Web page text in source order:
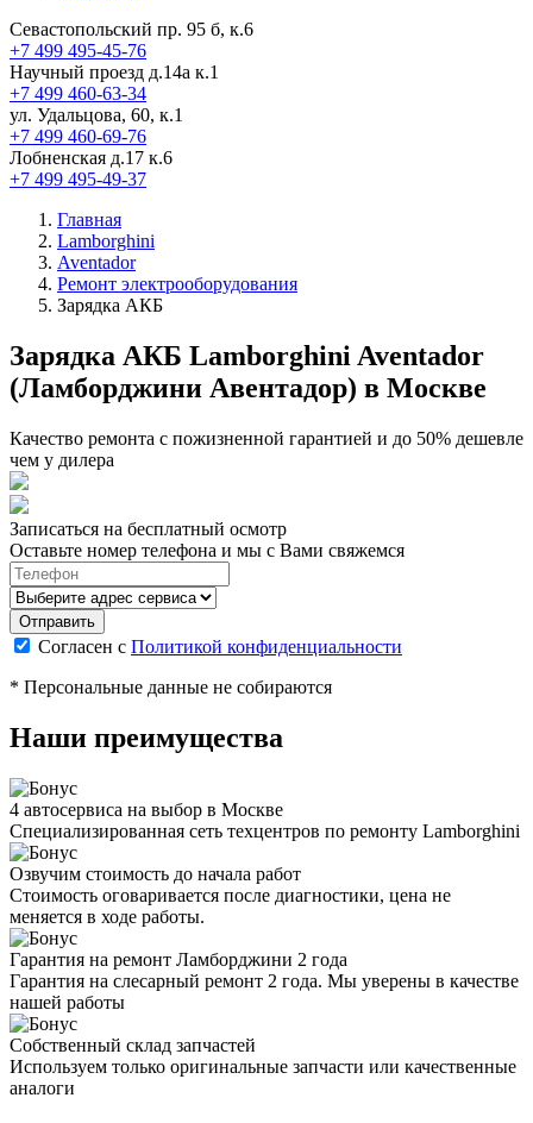
Севастопольский пр. 95 б, к.6
+7 499 495-45-76
Научный проезд д.14а к.1
+7 499 460-63-34
ул. Удальцова, 60, к.1
+7 499 460-69-76
Лобненская д.17 к.6
+7 499 495-49-37
Главная
Lamborghini
Aventador
Ремонт электрооборудования
Зарядка АКБ
Зарядка АКБ Lamborghini Aventador
(Ламборджини Авентадор) в Москве
Качество ремонта с пожизненной гарантией и до 50% дешевле
чем у дилера
Записаться на бесплатный осмотр
Оставьте номер телефона и мы с Вами свяжемся
Согласен с Политикой конфиденциальности
* Персональные данные не собираются
Наши преимущества
4 автосервиса на выбор в Москве
Специализированная сеть техцентров по ремонту Lamborghini
Озвучим стоимость до начала работ
Стоимость оговаривается после диагностики, цена не
меняется в ходе работы.
Гарантия на ремонт Ламборджини 2 года
Гарантия на слесарный ремонт 2 года. Мы уверены в качестве
нашей работы
Собственный склад запчастей
Используем только оригинальные запчасти или качественные
аналоги